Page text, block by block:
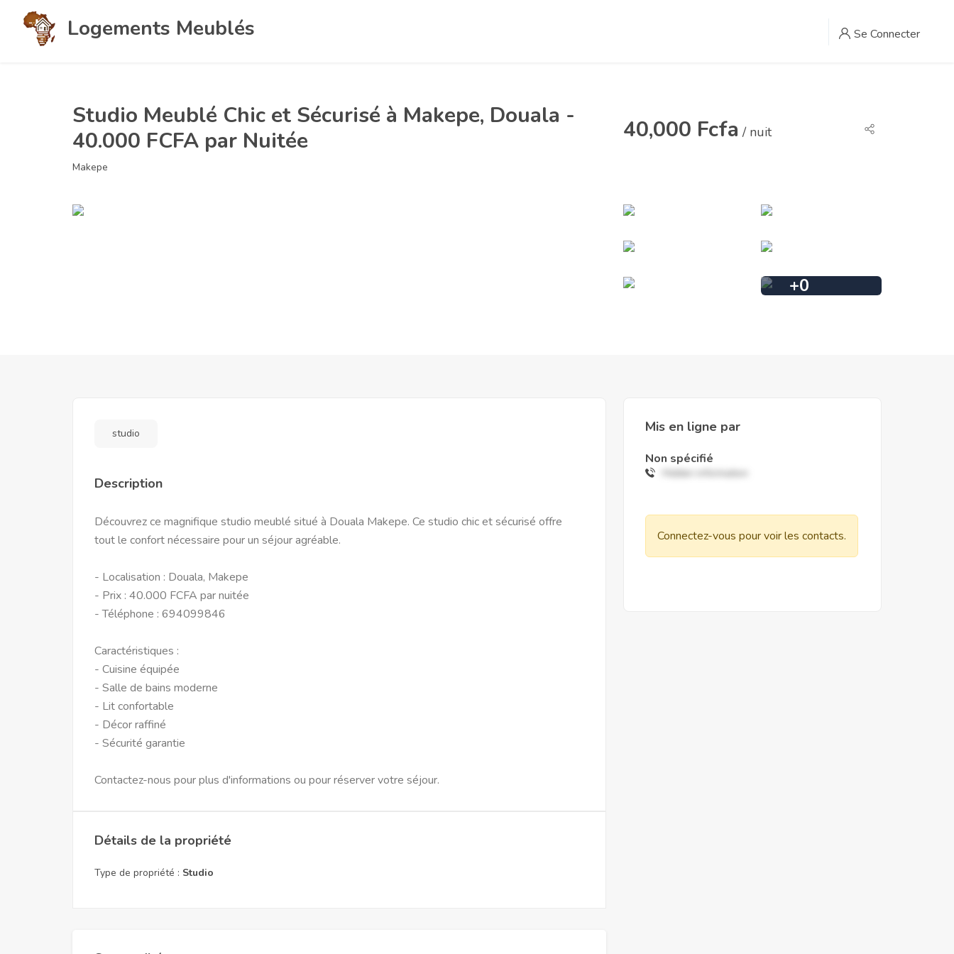
Logements Meublés Se Connecter
Studio Meublé Chic et Sécurisé à Makepe, Douala -
40.000 FCFA par Nuitée
Makepe
40,000 Fcfa / nuit
+0
studio
Description
Découvrez ce magnifique studio meublé situé à Douala Makepe. Ce studio chic et sécurisé offre
tout le confort nécessaire pour un séjour agréable.
- Localisation : Douala, Makepe
- Prix : 40.000 FCFA par nuitée
- Téléphone : 694099846
Caractéristiques :
- Cuisine équipée
- Salle de bains moderne
- Lit confortable
- Décor raffiné
- Sécurité garantie
Contactez-nous pour plus d'informations ou pour réserver votre séjour.
Détails de la propriété
Type de propriété : Studio
Mis en ligne par
Non spécifié
Connectez-vous pour voir les contacts.